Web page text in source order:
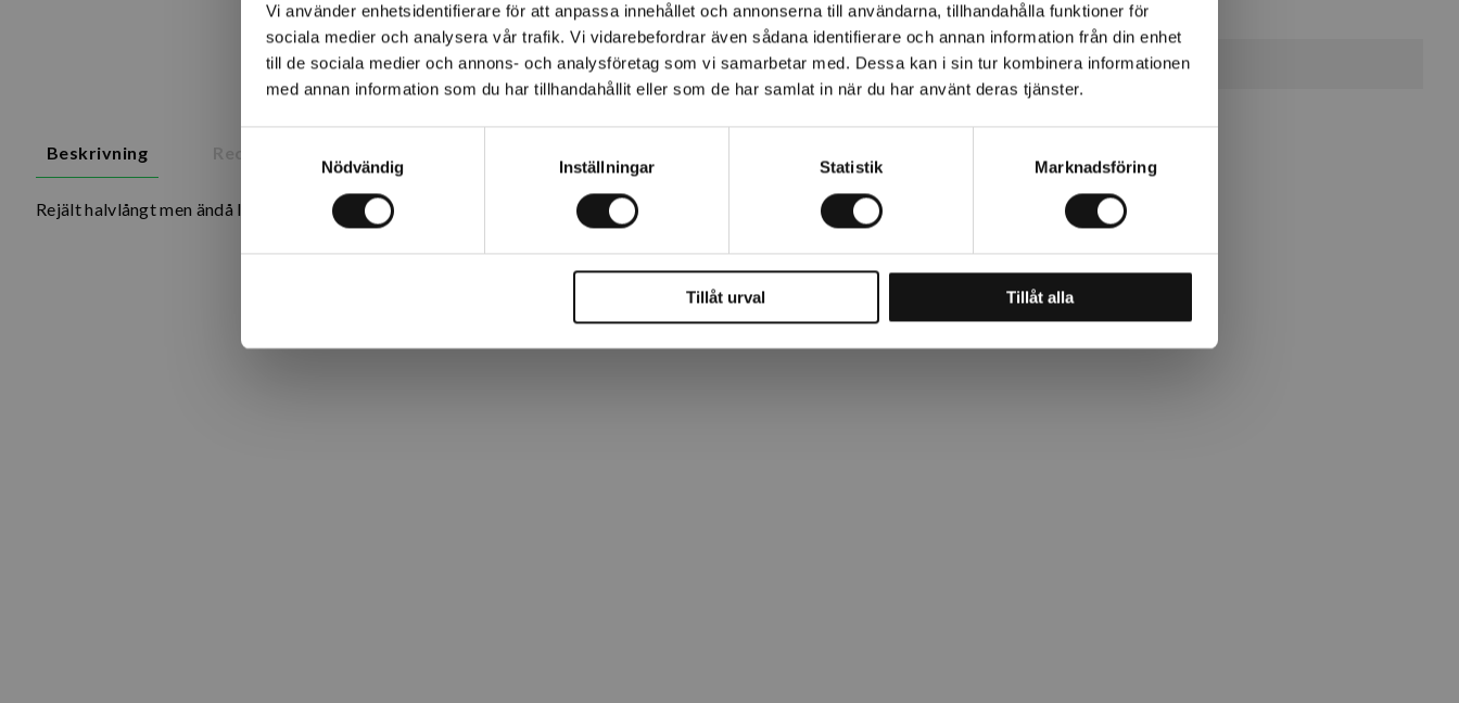
Vi använder enhetsidentifierare för att anpassa innehållet och annonserna till användarna, tillhandahålla funktioner för
sociala medier och analysera vår trafik. Vi vidarebefordrar även sådana identifierare och annan information från din enhet
till de sociala medier och annons- och analysföretag som vi samarbetar med. Dessa kan i sin tur kombinera informationen
med annan information som du har tillhandahållit eller som de har samlat in när du har använt deras tjänster.
Nödvändig
Inställningar Statistik Marknadsföring
Tillåt urval Tillåt alla
Rotebro 0 st
Uppsala 0 st
Beskrivning
Rejält halvlångt men ändå lätt metallredskap. Skaftets längd ger bra kraft och man kan arbeta sittande istället för på knäna.